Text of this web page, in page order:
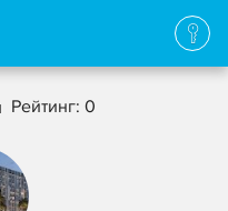
Рейтинг: 0